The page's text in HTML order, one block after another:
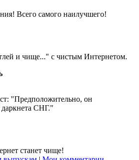
Всего самого наилучшего!
и чище..." с чистым Интернетом.
"Предположительно, он
даркнета СНГ."
станет чище!